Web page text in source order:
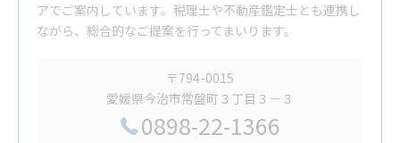
アでご案内しています。税理士や不動産鑑定士とも連携し
ながら、総合的なご提案を行ってまいります。
〒794-0015
愛媛県今治市常盤町３丁目３－３
0898-22-1366